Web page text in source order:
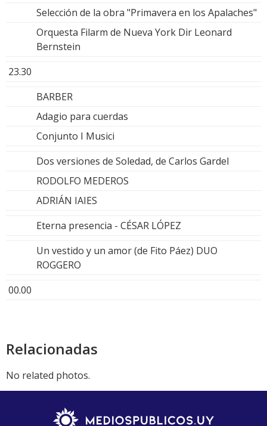
Selección de la obra "Primavera en los Apalaches"
Orquesta Filarm de Nueva York Dir Leonard
Bernstein
23.30
BARBER
Adagio para cuerdas
Conjunto I Musici
Dos versiones de Soledad, de Carlos Gardel
RODOLFO MEDEROS
ADRIÁN IAIES
Eterna presencia - CÉSAR LÓPEZ
Un vestido y un amor (de Fito Páez) DUO
ROGGERO
00.00
Relacionadas
No related photos.